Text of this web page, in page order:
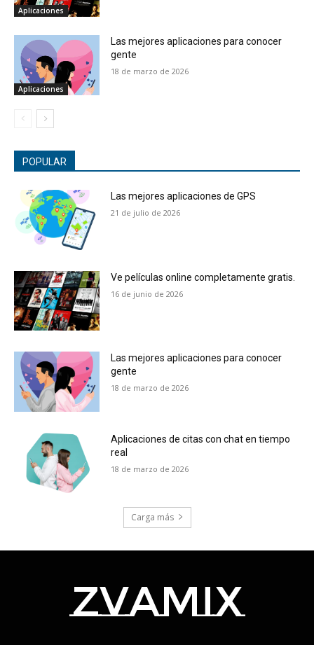
Aplicaciones
Aplicaciones
Las mejores aplicaciones para conocer
gente
18 de marzo de 2026
POPULAR
Las mejores aplicaciones de GPS
21 de julio de 2026
Ve películas online completamente gratis.
16 de junio de 2026
Las mejores aplicaciones para conocer
gente
18 de marzo de 2026
Aplicaciones de citas con chat en tiempo
real
18 de marzo de 2026
Carga más
zvamix